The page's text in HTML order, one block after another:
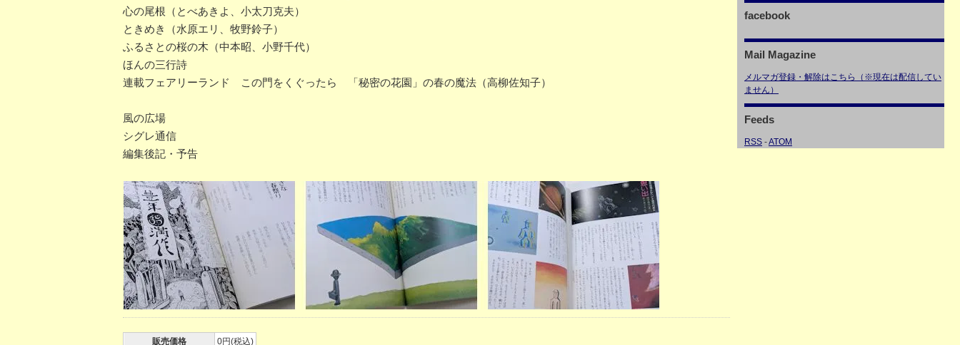
心の尾根（とべあきよ、小太刀克夫）
ときめき（水原エリ、牧野鈴子）
ふるさとの桜の木（中本昭、小野千代）
ほんの三行詩
連載フェアリーランド この門をくぐったら 「秘密の花園」の春の魔法（高柳佐知子）
風の広場
シグレ通信
編集後記・予告
販売価格 0円(税込)
facebook
Mail Magazine
メルマガ登録・解除はこちら（※現在は配信してい
ません）
Feeds
RSS -ATOM